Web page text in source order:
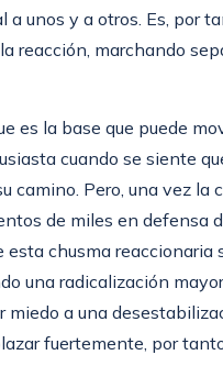
a unos y a otros. Es, por
reacción, marchando
es la base que puede
cuando se siente
camino. Pero, una vez la
de miles en defensa
chusma reaccionaria
una radicalización
miedo a una
fuertemente, por